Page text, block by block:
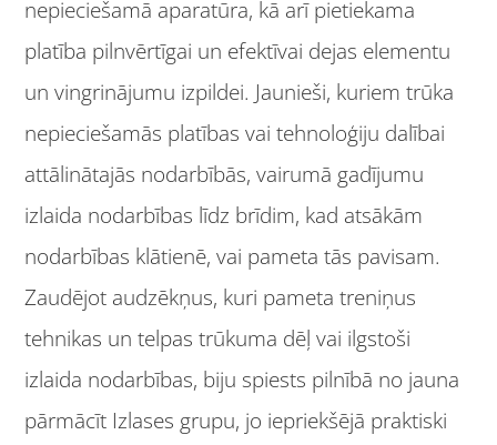
nepieciešamā aparatūra, kā arī pietiekama
platība pilnvērtīgai un efektīvai dejas elementu
un vingrinājumu izpildei. Jaunieši, kuriem trūka
nepieciešamās platības vai tehnoloģiju dalībai
attālinātajās nodarbībās, vairumā gadījumu
izlaida nodarbības līdz brīdim, kad atsākām
nodarbības klātienē, vai pameta tās pavisam.
Zaudējot audzēkņus, kuri pameta treniņus
tehnikas un telpas trūkuma dēļ vai ilgstoši
izlaida nodarbības, biju spiests pilnībā no jauna
pārmācīt Izlases grupu, jo iepriekšējā praktiski